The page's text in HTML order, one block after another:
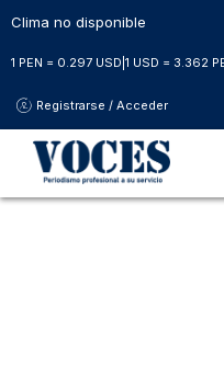
Clima no disponible
1 PEN = 0.297 USD 1 USD = 3.362
Registrarse / Acceder